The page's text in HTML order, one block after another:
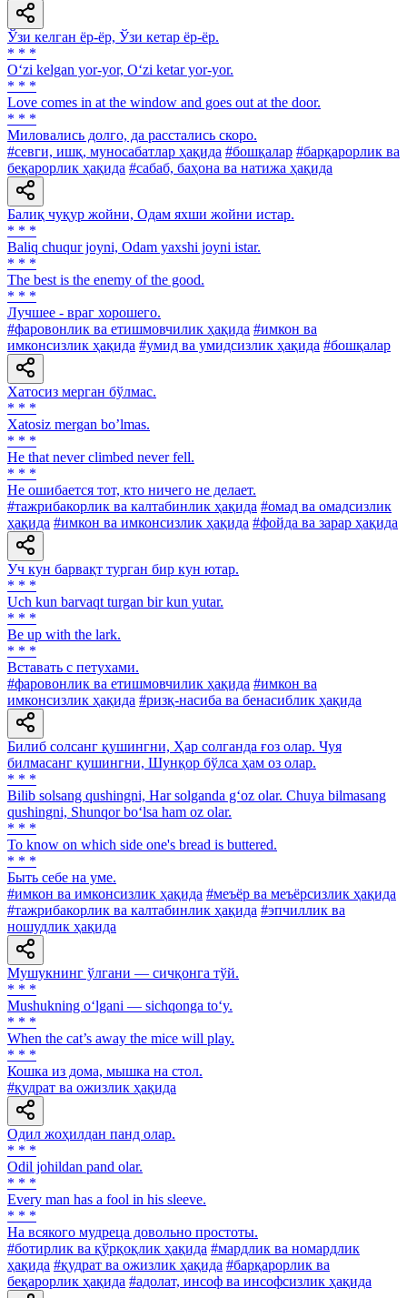
Ўзи келган ёр-ёр, Ўзи кетар ёр-ёр.
* * *
O‘zi kelgan yor-yor, O‘zi ketar yor-yor.
* * *
Love comes in at the window and goes out at the door.
* * *
Миловались долго, да расстались скоро.
#севги, ишқ, муносабатлар ҳақида #бошқалар #барқарорлик ва
беқарорлик ҳақида #сабаб, баҳона ва натижа ҳақида
Балиқ чуқур жойни, Одам яхши жойни истар.
* * *
Baliq chuqur joyni, Odam yaxshi joyni istar.
* * *
The best is the enemy of the good.
* * *
Лучшее - враг хорошего.
#фаровонлик ва етишмовчилик ҳақида #имкон ва
имконсизлик ҳақида #умид ва умидсизлик ҳақида #бошқалар
Хатосиз мерган бўлмас.
* * *
Xatosiz mergan boʼlmas.
* * *
He that never climbed never fell.
* * *
He ошибается тот, кто ничего не делает.
#тажрибакорлик ва калтабинлик ҳақида #омад ва омадсизлик
ҳақида #имкон ва имконсизлик ҳақида #фойда ва зарар ҳақида
Уч кун барвақт турган бир кун ютар.
* * *
Uch kun barvaqt turgan bir kun yutar.
* * *
Be up with the lark.
* * *
Вставать с петухами.
#фаровонлик ва етишмовчилик ҳақида #имкон ва
имконсизлик ҳақида #ризқ-насиба ва бенасиблик ҳақида
Билиб солсанг қушингни, Ҳар солганда ғоз олар. Чуя
билмасанг қушингни, Шунқор бўлса ҳам оз олар.
* * *
Bilib solsang qushingni, Har solganda g‘oz olar. Chuya bilmasang
qushingni, Shunqor bo‘lsa ham oz olar.
* * *
To know on which side one's bread is buttered.
* * *
Быть себе на уме.
#имкон ва имконсизлик ҳақида #меъёр ва меъёрсизлик ҳақида
#тажрибакорлик ва калтабинлик ҳақида #эпчиллик ва
ношудлик ҳақида
Мушукнинг ўлгани — сичқонга тўй.
* * *
Mushukning o‘lgani — sichqonga to‘y.
* * *
When the cat’s away the mice will play.
* * *
Кошка из дома, мышка на стол.
#қудрат ва ожизлик ҳақида
Одил жоҳилдан панд олар.
* * *
Odil johildan pand olar.
* * *
Every man has a fool in his sleeve.
* * *
На всякого мудреца довольно простоты.
#ботирлик ва қўрқоқлик ҳақида #мардлик ва номардлик
ҳақида #қудрат ва ожизлик ҳақида #барқарорлик ва
беқарорлик ҳақида #адолат, инсоф ва инсофсизлик ҳақида